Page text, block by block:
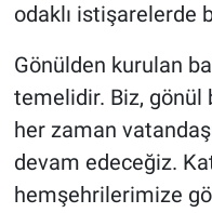
odaklı istişarelerde
Gönülden kurulan
temelidir. Biz, gönül
her zaman
devam edeceğiz.
hemşehrilerimize